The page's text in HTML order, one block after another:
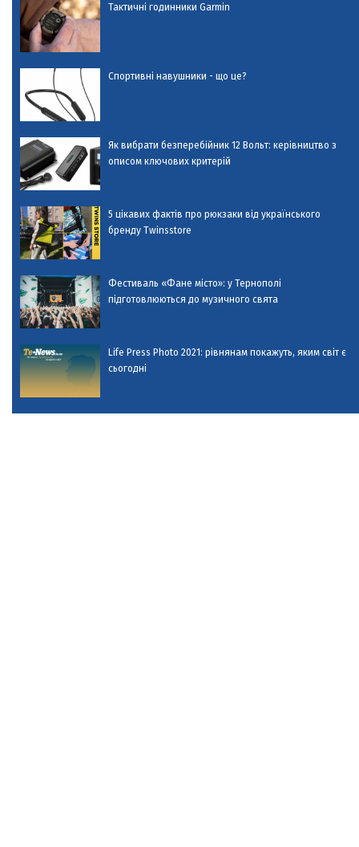
Тактичні годинники Garmin
Спортивні навушники - що це?
Як вибрати безперебійник 12 Вольт: керівництво з
описом ключових критерій
5 цікавих фактів про рюкзаки від українського
бренду Twinsstore
Фестиваль «Фане місто»: у Тернополі
підготовлюються до музичного свята
Life Press Photo 2021: рівнянам покажуть, яким світ є
сьогодні